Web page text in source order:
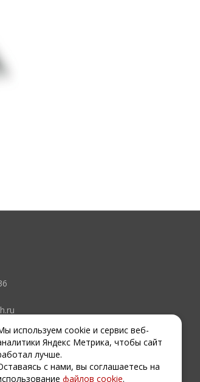
используем сookie и сервис веб-
Яндекс Метрика, чтобы сайт
лучше.
с нами, вы соглашаетесь на
файлов сookie.